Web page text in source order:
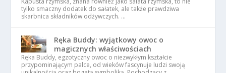
tylko smaczny dodatek do sałatek, ale także prawdziwa
skarbnica składników odżywczych. …
Ręka Buddy: wyjątkowy owoc o
magicznych właściwościach
Ręka Buddy, egzotyczny owoc o niezwykłym kształcie
przypominającym palce, od wieków fascynuje ludzi swoją